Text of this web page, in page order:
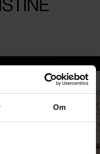
Om